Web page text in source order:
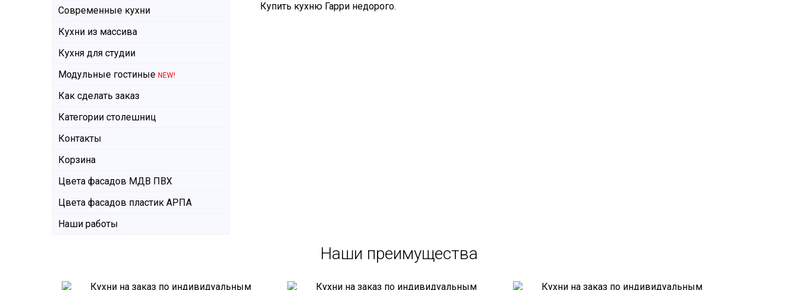
Купить кухню Гарри недорого.
Современные кухни
Кухни из массива
Кухня для студии
Модульные гостиные NEW!
Как сделать заказ
Категории столешниц
Контакты
Корзина
Цвета фасадов МДВ ПВХ
Цвета фасадов пластик АРПА
Наши работы
Наши преимущества